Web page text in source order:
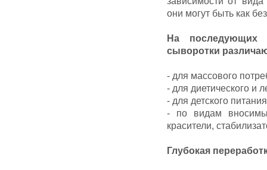
они могут быть как
На последующих
сыворотки
- для массового
- для диетического и
- для детского
- по видам
красители,
Глубокая